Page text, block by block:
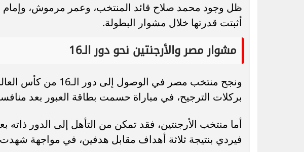
ظل وجود محمد صلاح قائد المنتخب، وعمر مرموش، وإمام
أثبتت قدرتها خلال مشوار البطولة.
مشوار مصر والأرجنتين نحو دور الـ16
بركلات الترجيح، في مباراة حسمت بطاقة العبور بعد
أما منتخب الأرجنتين، فقد تمكن من التأهل إلى الدور
فيردي بنتيجة ثلاثة أهداف مقابل هدفين، في مواجهة شهدت